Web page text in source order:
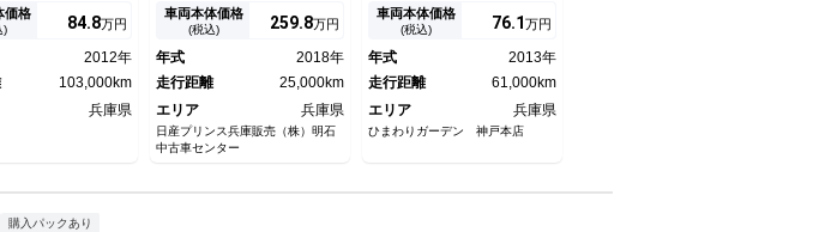
ト ３７０ＧＴタイ
ＡＷ １年走行距離無
価格
) 84.8万円
2012年
103,000km
兵庫県
ヘッドライト ＬＥＤフォグ
レーダークルーズコントロー
ト 純正１８インチアルミ 電
動コーナーポール
車両本体価格
(税込) 259.8万円
年式
2018年
走行距離
25,000km
エリア
兵庫県
日産プリンス兵庫販売（株）明石
中古車センター
ワーシート／バック・サイドカ
メラ／エンジンスターター／イ
トマン／レーダークルーズコン
トロール
車両本体価格
(税込) 76.1万円
年式
2013年
走行距離
61,000km
エリア
兵庫県
ひまわりガーデン 神戸本店
購入パックあり